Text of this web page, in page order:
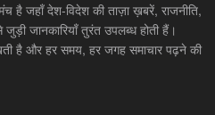
जहाँ देश-विदेश की ताज़ा ख़बरें, राजनीति,
जानकारियाँ तुरंत उपलब्ध होती हैं।
है और हर समय, हर जगह समाचार पढ़ने की